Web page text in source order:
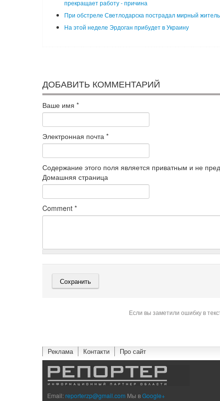
прекращает работу - причина
При обстреле Светлодарска пострадал мирный житель
На этой неделе Эрдоган прибудет в Украину
ДОБАВИТЬ КОММЕНТАРИЙ
Ваше имя *
Электронная почта *
Содержание этого поля является приватным и не
Домашняя страница
Comment *
Если вы заметили ошибку в
Реклама Контакти Про сайт
Email:reporterzp@gmail.com Мы вGoogle+